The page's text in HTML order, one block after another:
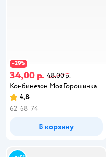
−29%
34,00 р. 48,00 р.
Комбинезон Моя Горошинка
4,8
62 68 74
В корзину